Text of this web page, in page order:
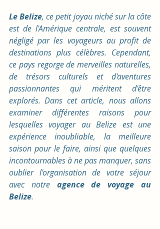
Le Belize, ce petit joyau niché sur la côte
est de l'Amérique centrale, est souvent
négligé par les voyageurs au profit de
destinations plus célèbres. Cependant,
ce pays regorge de merveilles naturelles,
de trésors culturels et d'aventures
passionnantes qui méritent d'être
explorés. Dans cet article, nous allons
examiner différentes raisons pour
lesquelles voyager au Belize est une
expérience inoubliable, la meilleure
saison pour le faire, ainsi que quelques
incontournables à ne pas manquer, sans
oublier l'organisation de votre séjour
avec notre agence de voyage au
Belize.